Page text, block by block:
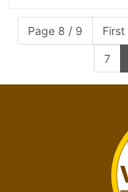
Page 8 / 9 First
7